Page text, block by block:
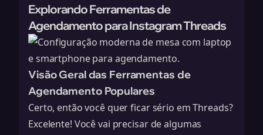
Explorando Ferramentas de
Agendamento para Instagram Threads
Visão Geral das Ferramentas de
Agendamento Populares
Certo, então você quer ficar sério em Threads?
Excelente! Você vai precisar de algumas